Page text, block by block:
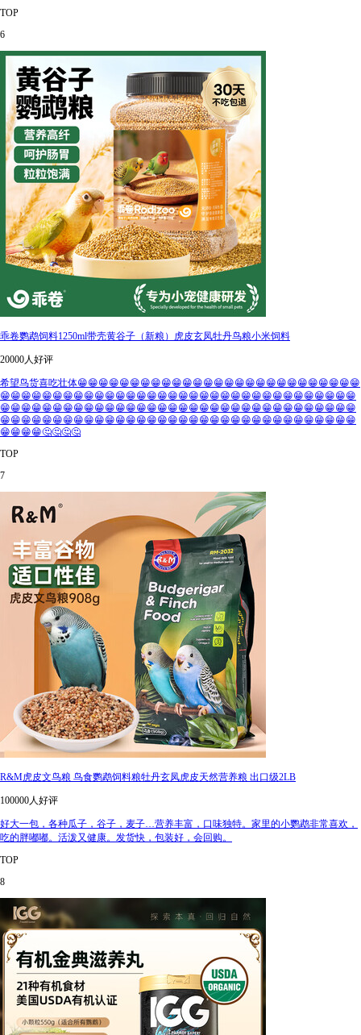
TOP
6
乖卷鹦鹉饲料1250ml带壳黄谷子（新粮）虎皮玄凤牡丹鸟粮小米饲料
20000人好评
希望鸟货喜吃壮体😁😁😁😁😁😁😁😁😁😁😁😁😁😁😁😁😁😁😁😁😁😁😁😁😁😁😁
😁😁😁😁😁😁😁😁😁😁😁😁😁😁😁😁😁😁😁😁😁😁😁😁😁😁😁😁😁😁😁😁😁😁
😁😁😁😁😁😁😁😁😁😁😁😁😁😁😁😁😁😁😁😁😁😁😁😁😁😁😁😁😁😁😁😁😁😁
😁😁😁😁😁😁😁😁😁😁😁😁😁😁😁😁😁😁😁😁😁😁😁😁😁😁😁😁😁😁😁😁😁😁
😁😁😁😁🤔🤔🤔🤔
TOP
7
R&M虎皮文鸟粮 鸟食鹦鹉饲料粮牡丹玄凤虎皮天然营养粮 出口级2LB
100000人好评
好大一包，各种瓜子，谷子，麦子…营养丰富，口味独特。家里的小鹦鹉非常喜欢，
吃的胖嘟嘟。活泼又健康。发货快，包装好，会回购。
TOP
8